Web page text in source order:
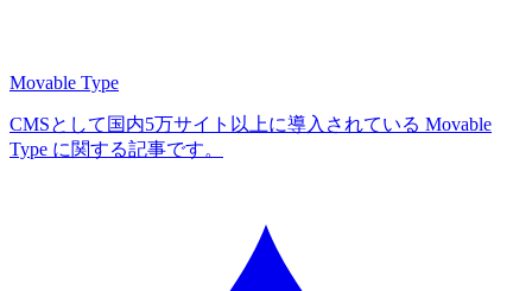
Movable Type
CMSとして国内5万サイト以上に導入されている Movable
Type に関する記事です。